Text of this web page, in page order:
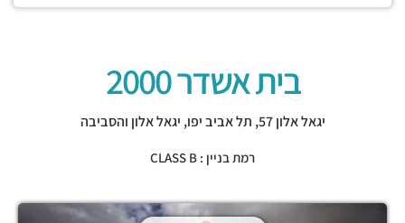
בית אשדר 2000
יגאל אלון 57, תל אביב יפו, יגאל אלון והסביבה
רמת בניין : CLASS B